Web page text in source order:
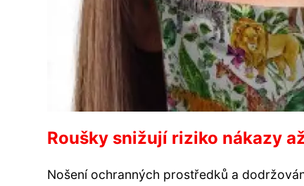
Roušky snižují riziko nákazy
Nošení ochranných prostředků a